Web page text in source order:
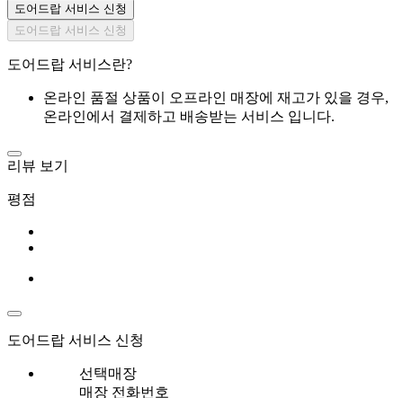
도어드랍 서비스 신청
도어드랍 서비스 신청
도어드랍 서비스란?
온라인 품절 상품이 오프라인 매장에 재고가 있을 경우,
온라인에서 결제하고 배송받는 서비스 입니다.
리뷰 보기
평점
도어드랍 서비스 신청
선택매장
매장 전화번호